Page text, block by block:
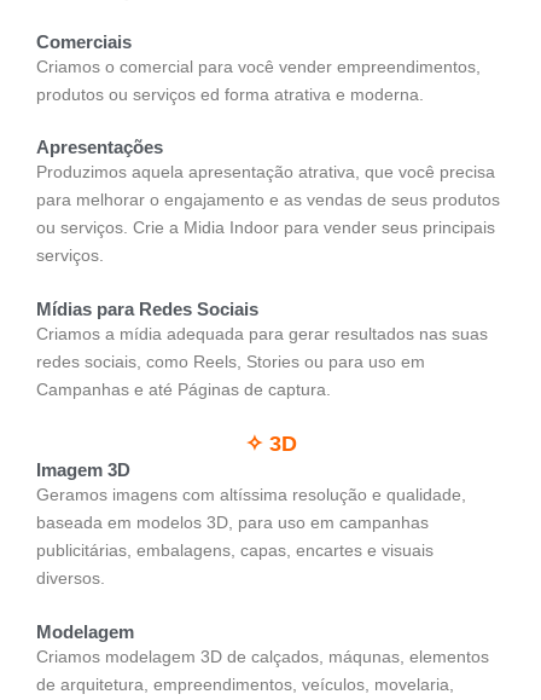
Comerciais
Criamos o comercial para você vender empreendimentos,
produtos ou serviços ed forma atrativa e moderna.
Apresentações
Produzimos aquela apresentação atrativa, que você precisa
para melhorar o engajamento e as vendas de seus produtos
ou serviços. Crie a Midia Indoor para vender seus principais
serviços.
Mídias para Redes Sociais
Criamos a mídia adequada para gerar resultados nas suas
redes sociais, como Reels, Stories ou para uso em
Campanhas e até Páginas de captura.
✧ 3D
Imagem 3D
Geramos imagens com altíssima resolução e qualidade,
baseada em modelos 3D, para uso em campanhas
publicitárias, embalagens, capas, encartes e visuais
diversos.
Modelagem
Criamos modelagem 3D de calçados, máqunas, elementos
de arquitetura, empreendimentos, veículos, movelaria,